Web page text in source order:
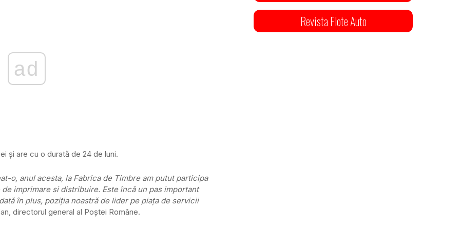
ad
și are cu o durată de 24 de luni.
o, anul acesta, la Fabrica de Timbre am putut participa
imprimare si distribuire. Este încă un pas important
în plus, poziţia noastră de lider pe piaţa de servicii
directorul general al Poştei Române.
Revista Flote Auto